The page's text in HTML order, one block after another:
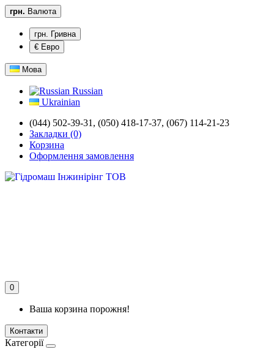
грн. Валюта
грн. Гривна
€ Евро
Мова
Russian
Ukrainian
(044) 502-39-31, (050) 418-17-37, (067) 114-21-23
Закладки (0)
Корзина
Оформлення замовлення
0
Ваша корзина порожня!
Контакти
Категорії